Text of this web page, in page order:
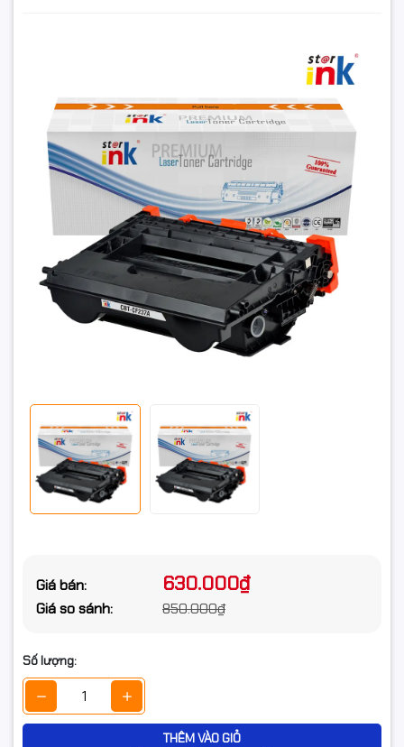
Giá bán: 630.000₫
Giá so sánh: 850.000₫
Số lượng:
THÊM VÀO GIỎ
Hộp Mực HP 37A Star Ink Ship COD Toàn Quốc tại
300.000₫
Đặt trước sản phẩm để nhận thêm nhiều ưu đãi bạn
GỬI THÔNG TIN